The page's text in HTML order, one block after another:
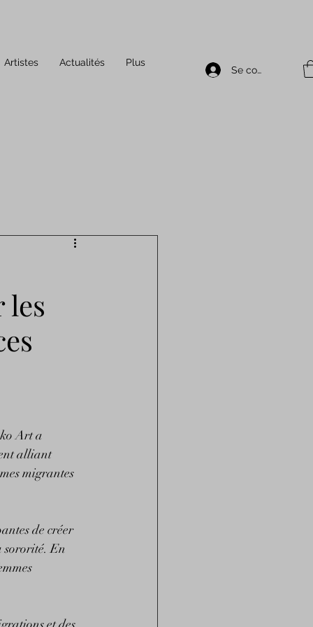
Artistes Actualités Plus
Se connecter
les
Art a
alliant
migrantes
de créer
sororité. En